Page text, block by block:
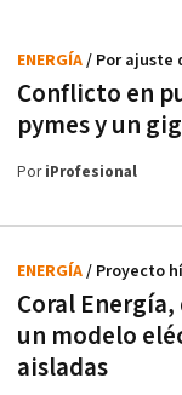
Conflicto en
pymes y un
ENERGÍA/ Por ajuste
PoriProfesional
Coral
un modelo
aisladas
ENERGÍA/ Proyecto